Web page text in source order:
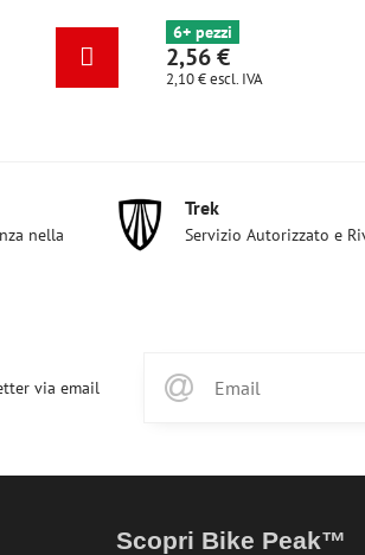
4 pezzi
2,56 €
escl. IVA
nella
Trek
Servizio Autorizzato e
via email
Scopri Bike Peak™